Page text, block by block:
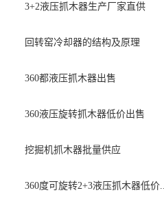
3+2液压抓木器生产厂家直供
回转窑冷却器的结构及原理
360都液压抓木器出售
360液压旋转抓木器低价出售
挖掘机抓木器批量供应
360度可旋转2+3液压抓木器低价...